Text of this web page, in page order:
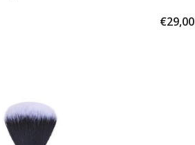
€29,00